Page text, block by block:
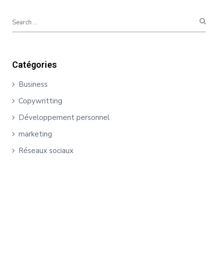
Catégories
Business
Copywritting
Développement personnel
marketing
Réseaux sociaux